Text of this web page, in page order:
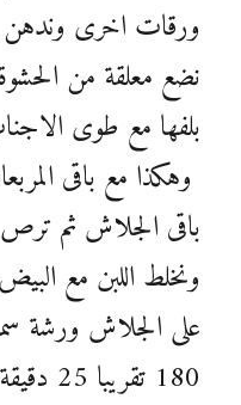
ورقات اخرى وندهن
نضع معلقة من
بلفها مع طوى
وهكذا مع باقى
باقى الجلاش ثم
ونخلط اللبن مع
على الجلاش ورشة
180 تقريبا 25 دقيقة حتى تحمر